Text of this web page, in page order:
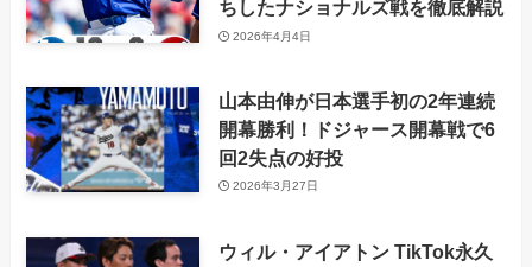
ちしたナショナルズ戦を徹底解説
2026年4月4日
山本由伸が日本選手初の2年連続
開幕勝利！ドジャース開幕戦で6
回2失点の好投
2026年3月27日
ウィル・アイアトン TikTok永久